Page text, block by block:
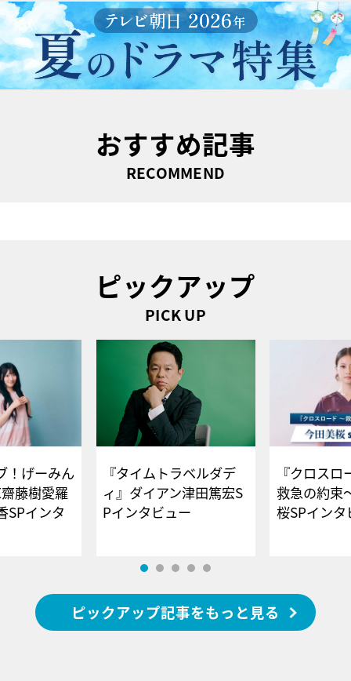
おすすめ記事
RECOMMEND
ピックアップ
PICK UP
！げーみん
藤樹愛羅
SPインタ
『タイムトラベルダデ
ィ』ダイアン津田篤宏S
Pインタビュー
『クロス
救急の約束
桜SPイ
ピックアップ記事をもっと見る